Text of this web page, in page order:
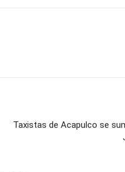
Taxistas de Acapulco se